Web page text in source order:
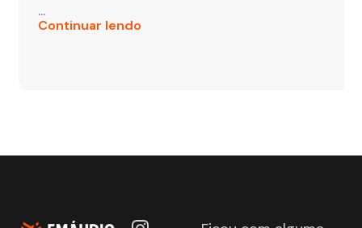
...
Continuar lendo